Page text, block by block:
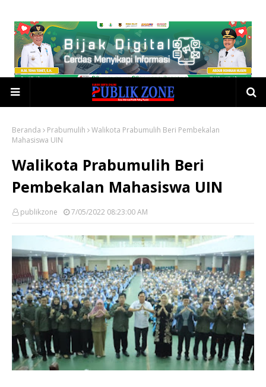
Beranda Prabumulih
Walikota Prabumulih Beri Pembekalan
Mahasiswa UIN
Walikota Prabumulih Beri
Pembekalan Mahasiswa UIN
publikzone 7/05/2022 08:23:00 AM